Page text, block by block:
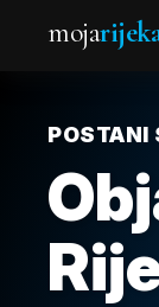
moja
POSTANI